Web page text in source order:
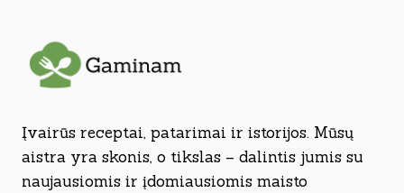
Įvairūs receptai, patarimai ir istorijos. Mūsų
aistra yra skonis, o tikslas – dalintis jumis su
naujausiomis ir įdomiausiomis maisto